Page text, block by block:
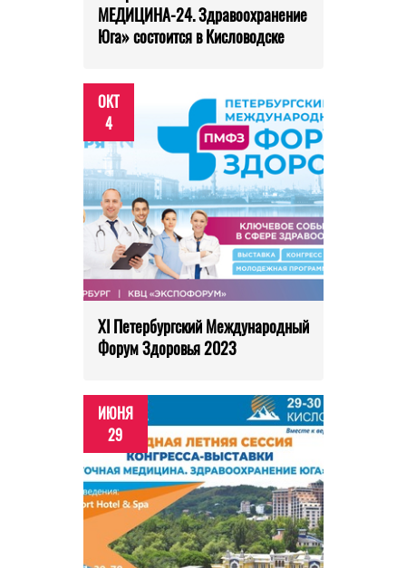
МЕДИЦИНА-24. Здравоохранение
Юга» состоится в Кисловодске
ОКТ
4
XI Петербургский Международный
Форум Здоровья 2023
ИЮНЯ
29